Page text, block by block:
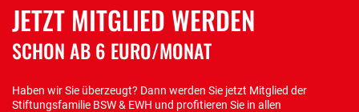
JETZT MITGLIED WERDEN
SCHON AB 6 EURO/MONAT
Haben wir Sie überzeugt? Dann werden Sie jetzt Mitglied der
Stiftungsfamilie BSW & EWH und profitieren Sie in allen